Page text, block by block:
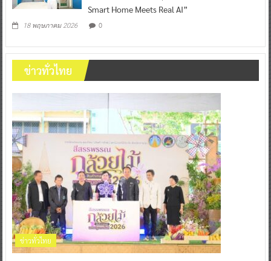
Smart Home Meets Real AI”
18 พฤษภาคม 2026 0
ข่าวทั่วไทย
ข่าวทั่วไทย